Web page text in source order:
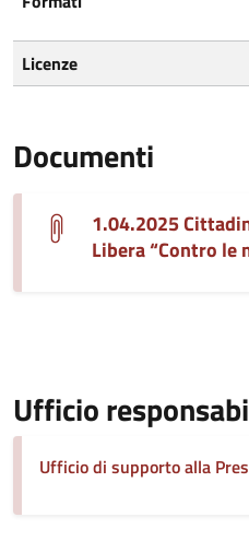
Licenze
Documenti
1.04.2025
Libera “Contro le
Ufficio
Ufficio di supporto alla